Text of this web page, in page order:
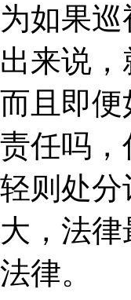
如果
来说
且即
任吗
则处
，法
律。